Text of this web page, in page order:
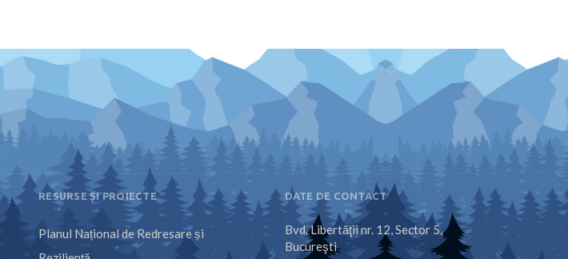
RESURSE ȘI PROIECTE
Planul Național de Redresare și
DATE DE CONTACT
Bvd. Libertăţii nr. 12, Sector 5,
Bucureşti